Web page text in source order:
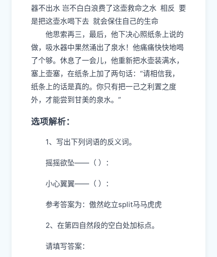
器不出水 岂不白白浪费了这壶救命之水 相反 要
是把这壶水喝下去 就会保住自己的生命
他思索再三，最后，他下决心照纸条上说的
做，吸水器中果然涌出了泉水！他痛痛快快地喝
了个够。休息了一会儿，他重新把水壶装满水，
塞上壶塞，在纸条上加了两句话：“请相信我，
纸条上的话是真的。你只有把一己之利置之度
外，才能尝到甘美的泉水。”
选项解析：
1、写出下列词语的反义词。
摇摇欲坠——（ ）：
小心翼翼——（ ）：
参考答案为：傲然屹立split马马虎虎
2、在第四自然段的空白处加标点。
请填写答案：